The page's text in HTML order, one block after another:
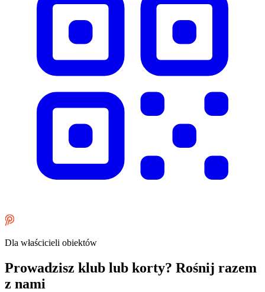
Dla właścicieli obiektów
Prowadzisz klub lub korty? Rośnij razem
z nami